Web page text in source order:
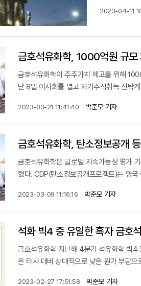
2023-04-11
금호석유화학, 1000억원 규
금호석유화학이 주주가치 제고를 위해
난 8일 이사회를 열고 자기주식취득 신탁
2023-03-21 11:41:40 박준모 기자
금호석유화학, 탄소정보공개
금호석유화학은 글로벌 지속가능성 평가
혔다. CDP(탄소정보공개프로젝트)는 영
2023-03-09 11:16:16 박준모 기자
석화 빅4 중 유일한 흑자 금호
금호석유화학 지난해 4분기 석유화학 빅4
은 타사 대비 상대적으로 낮은 원가 부담
2023-02-27 17:51:58 박준모 기자